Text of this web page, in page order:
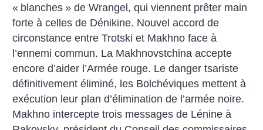
« blanches » de Wrangel, qui viennent prêter main
forte à celles de Dénikine. Nouvel accord de
circonstance entre Trotski et Makhno face à
l’ennemi commun. La Makhnovstchina accepte
encore d’aider l’Armée rouge. Le danger tsariste
définitivement éliminé, les Bolchéviques mettent à
exécution leur plan d’élimination de l’armée noire.
Makhno intercepte trois messages de Lénine à